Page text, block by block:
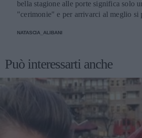
bella stagione alle porte significa solo
"cerimonie" e per arrivarci al meglio si
NATASCIA_ALIBANI
Può interessarti anche